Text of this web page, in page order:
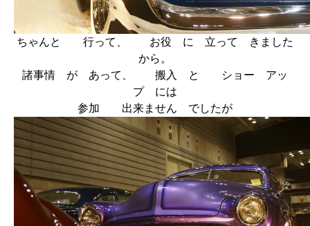
ちゃんと 行って、 お役 に 立って きました
から。
諸事情 が あって、 搬入 と ショー アッ
プ には
参加 出来ません でしたが